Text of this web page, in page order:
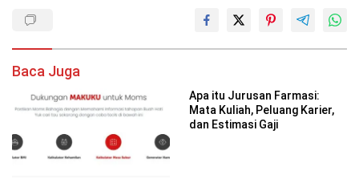
Baca Juga
Apa itu Jurusan Farmasi:
Mata Kuliah, Peluang Karier,
dan Estimasi Gaji